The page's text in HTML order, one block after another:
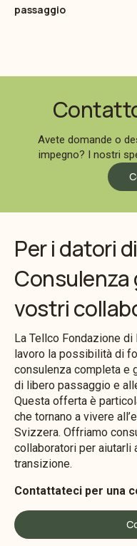
passaggio
Avete domande o
impegno? I nostri
Per i datori
Consulenza
vostri
La Tellco Fondazione
lavoro la possibilità di
consulenza completa e
di libero passaggio e
Questa offerta è
che tornano a vivere
Svizzera. Offriamo
collaboratori per aiutarli
transizione.
Contattateci per una